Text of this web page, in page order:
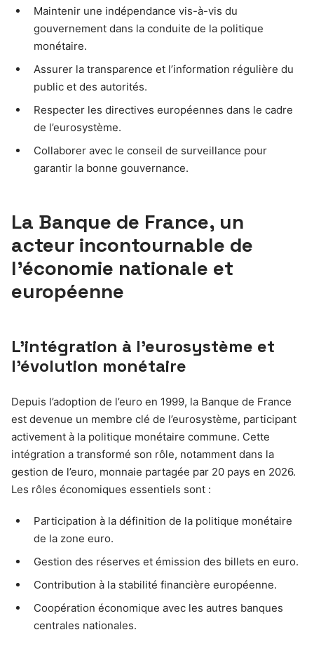
Maintenir une indépendance vis-à-vis du
gouvernement dans la conduite de la politique
monétaire.
Assurer la transparence et l’information régulière du
public et des autorités.
Respecter les directives européennes dans le cadre
de l’eurosystème.
Collaborer avec le conseil de surveillance pour
garantir la bonne gouvernance.
La Banque de France, un
acteur incontournable de
l’économie nationale et
européenne
L’intégration à l’eurosystème et
l’évolution monétaire
Depuis l’adoption de l’euro en 1999, la Banque de France
est devenue un membre clé de l’eurosystème, participant
activement à la politique monétaire commune. Cette
intégration a transformé son rôle, notamment dans la
gestion de l’euro, monnaie partagée par 20 pays en 2026.
Les rôles économiques essentiels sont :
Participation à la définition de la politique monétaire
de la zone euro.
Gestion des réserves et émission des billets en euro.
Contribution à la stabilité financière européenne.
Coopération économique avec les autres banques
centrales nationales.